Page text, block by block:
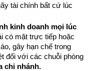
tài chính bất cứ lúc
kinh doanh mọi lúc
có mặt trực tiếp hoặc
gây hạn chế trong
đối với các chuỗi phòng
chi nhánh.